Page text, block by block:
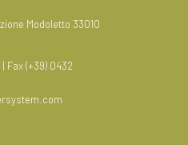
Modoletto 33010
Fax (+39) 0432